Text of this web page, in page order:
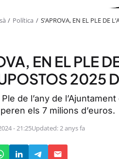
Política S’APROVA, EN EL PLE DE
EN EL PLE
2025
de l’any de
els 7 milions d’euros.
- 21:25Updated: 2 anys fa